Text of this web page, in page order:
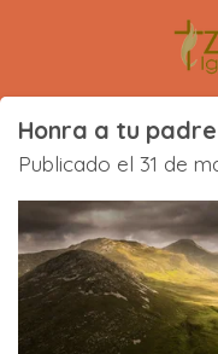
contenido
principal
Honra a tu
Publicado el 31 de